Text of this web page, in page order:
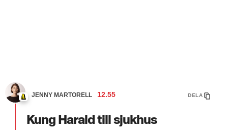
JENNY MARTORELL 12.55 DELA
Kung Harald till sjukhus